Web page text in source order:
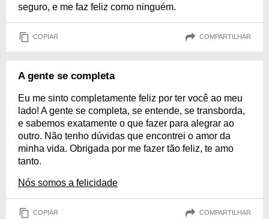
seguro, e me faz feliz como ninguém.
COPIAR COMPARTILHAR
A gente se completa
Eu me sinto completamente feliz por ter você ao meu
lado! A gente se completa, se entende, se transborda,
e sabemos exatamente o que fazer para alegrar ao
outro. Não tenho dúvidas que encontrei o amor da
minha vida. Obrigada por me fazer tão feliz, te amo
tanto.
Nós somos a felicidade
COPIAR COMPARTILHAR